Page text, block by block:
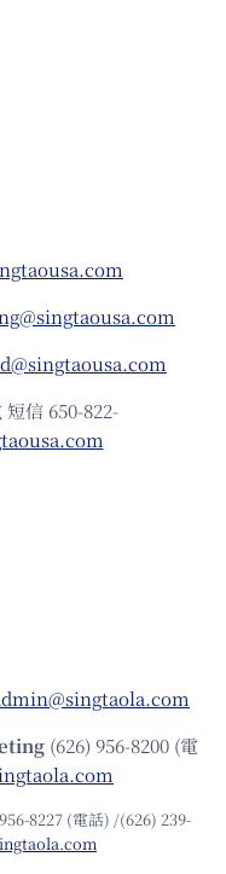
短信 650-822-
(626) 956-8200 (電
8227 (電話) /(626) 239-